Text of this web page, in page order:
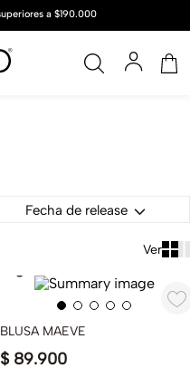
Fecha de release
BLUSA MAEVE
$ 89.900